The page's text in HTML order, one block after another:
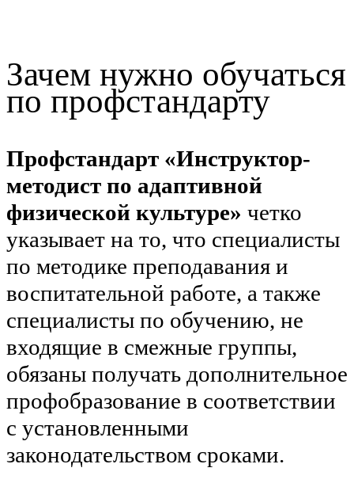
Зачем нужно обучаться
по профстандарту
Профстандарт «Инструктор-
методист по адаптивной
физической культуре» четко
указывает на то, что специалисты
по методике преподавания и
воспитательной работе, а также
специалисты по обучению, не
входящие в смежные группы,
обязаны получать дополнительное
профобразование в соответствии
с установленными
законодательством сроками.